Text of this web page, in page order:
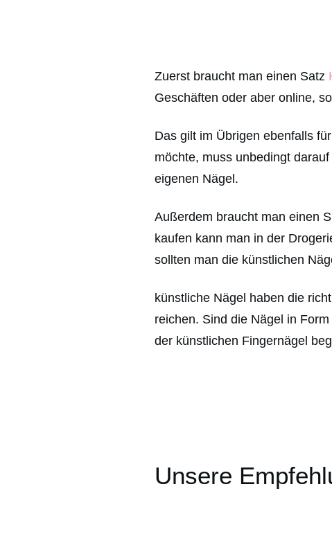
Zuerst braucht man einen Satz
Geschäften oder aber online,
Das gilt im Übrigen ebenfalls
möchte, muss unbedingt
eigenen Nägel.
Außerdem braucht man einen
kaufen kann man in der
sollten man die künstlichen
künstliche Nägel haben die
reichen. Sind die Nägel in
der künstlichen Fingernägel
Unsere